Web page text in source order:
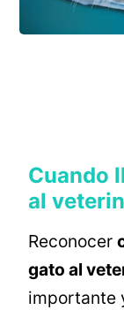
Cuando
al
Reconocer
gato al
importante